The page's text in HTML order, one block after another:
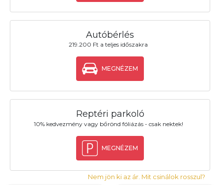
Autóbérlés
219.200 Ft a teljes időszakra
MEGNÉZEM
Reptéri parkoló
10% kedvezmény vagy bőrönd fóliázás - csak nektek!
MEGNÉZEM
Nem jön ki az ár. Mit csinálok rosszul?